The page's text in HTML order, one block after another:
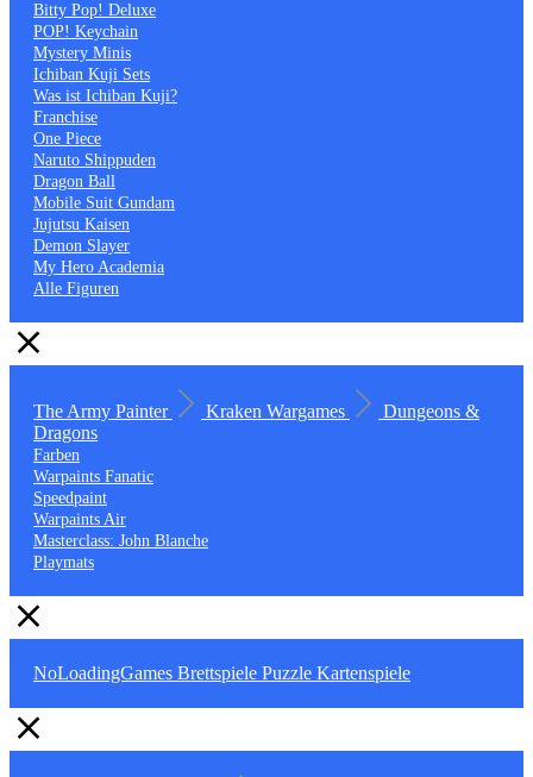
Bitty Pop! Deluxe
POP! Keychain
Mystery Minis
Ichiban Kuji Sets
Was ist Ichiban Kuji?
Franchise
One Piece
Naruto Shippuden
Dragon Ball
Mobile Suit Gundam
Jujutsu Kaisen
Demon Slayer
My Hero Academia
Alle Figuren
The Army Painter Kraken Wargames
Dungeons &
Dragons
Farben
Warpaints Fanatic
Speedpaint
Warpaints Air
Masterclass: John Blanche
Playmats
NoLoadingGames Brettspiele Puzzle Kartenspiele